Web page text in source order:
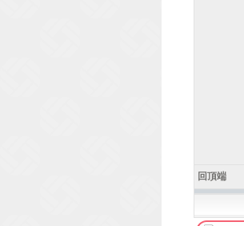
回頂端